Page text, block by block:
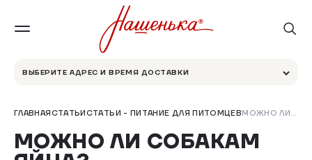
ВЫБЕРИТЕ АДРЕС И ВРЕМЯ ДОСТАВКИ
ГЛАВНАЯСТАТЬИСТАТЬИ - ПИТАНИЕ ДЛЯ ПИТОМЦЕВ МОЖНО ЛИ СОБАКАМ ЯЙЦА?
МОЖНО ЛИ СОБАКАМ